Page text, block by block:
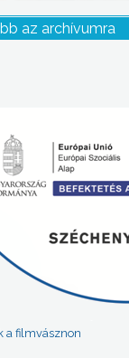
az archívumra
a filmvásznon